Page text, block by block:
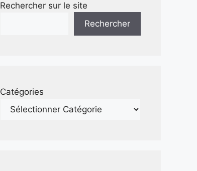
Rechercher sur le site
Rechercher
Catégories